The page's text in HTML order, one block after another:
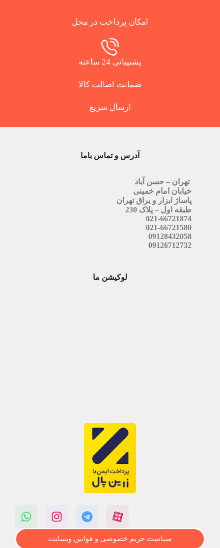
امکان پرداخت در محل
پشتیبانی 24 ساعته
ضمانت اصالت کالا
ارسال سریع
آدرس و تماس باما
تهران – حسن آباد
خیابان امام خمینی
پاساژ ابزار و یراق تهران
طبقه اول – پلاک 230
021-66721874
021-66721580
09128432058
09126712732
لوکیشن ما
سیاست حریم خصوصی و قوانین وبسایت